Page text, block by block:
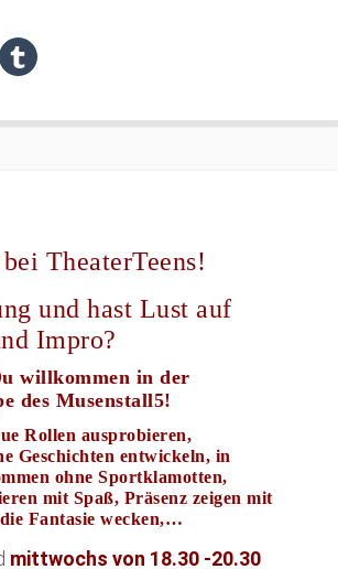
TheaterTeens!
und hast Lust auf
Impro?
willkommen in der
des Musenstall5!
Rollen ausprobieren,
Geschichten entwickeln, in
ohne Sportklamotten,
mit Spaß, Präsenz zeigen mit
Fantasie wecken,…
mittwochs von 18.30 -20.30